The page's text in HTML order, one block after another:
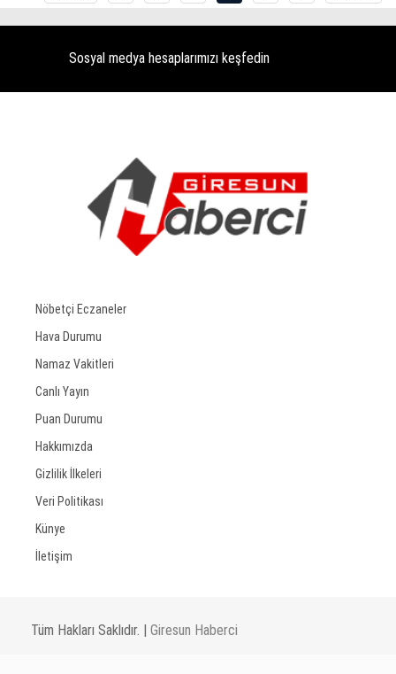
Sosyal medya hesaplarımızı keşfedin
Nöbetçi Eczaneler
Hava Durumu
Namaz Vakitleri
Canlı Yayın
Puan Durumu
Hakkımızda
Gizlilik İlkeleri
Veri Politikası
Künye
İletişim
Tüm Hakları Saklıdır. | Giresun Haberci